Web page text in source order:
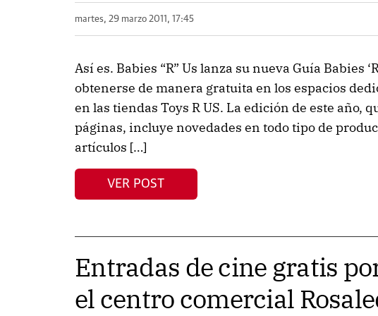
martes, 29 marzo 2011, 17:45
Así es. Babies “R” Us lanza su nueva Guía Babies
obtenerse de manera gratuita en los espacios
en las tiendas Toys R US. La edición de este año,
páginas, incluye novedades en todo tipo de
artículos […]
VER POST
Entradas de cine gratis
el centro comercial